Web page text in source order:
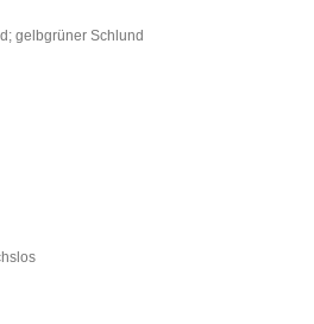
gelbgrüner Schlund